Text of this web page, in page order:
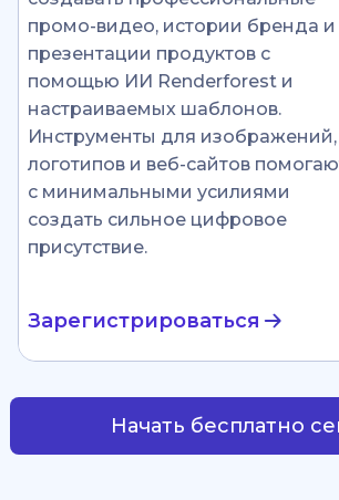
промо-видео, истории бренда и
презентации продуктов с
помощью ИИ Renderforest и
настраиваемых шаблонов.
Инструменты для изображений,
логотипов и веб-сайтов
с минимальными усилиями
создать сильное цифровое
присутствие.
Зарегистрироваться
Начать бесплатно